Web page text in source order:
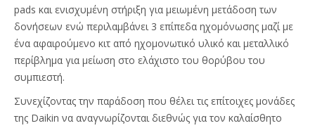
pads και ενισχυμένη στήριξη για μειωμένη μετάδοση των
δονήσεων ενώ περιλαμβάνει 3 επίπεδα ηχομόνωσης μαζί με
ένα αφαιρούμενο κιτ από ηχομονωτικό υλικό και μεταλλικό
περίβλημα για μείωση στο ελάχιστο του θορύβου του
συμπιεστή.
Συνεχίζοντας την παράδοση που θέλει τις επίτoιχες μονάδες
της Daikin να αναγνωρίζονται διεθνώς για τον καλαίσθητο